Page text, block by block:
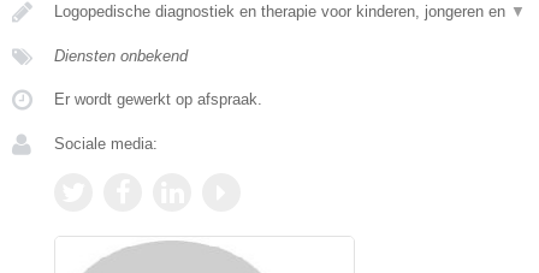
Logopedische diagnostiek en therapie voor kinderen, jongeren en ▼
Diensten onbekend
Er wordt gewerkt op afspraak.
Sociale media: